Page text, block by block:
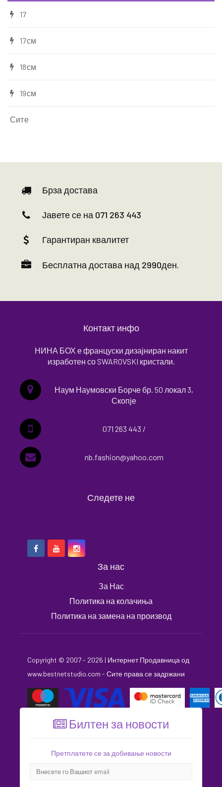
17
17см
18см
19см
Сите
Брза достава
Јавете се на 071 263 443
Гарантиран квалитет
Бесплатна достава над 2990ден.
Контакт инфо
НИНА БОХ е француски дизајниран накит
изработен со SWAROVSKI кристали.
Наум Наумовски Борче бр. 50 локал 3,
Скопје
071 263 443 /
nb.fashion@yahoo.com
Следете не
За нас
За Нас
Политика на колачиња
Политика на замена на производ
Copyright © 2007 - 2026 | Интернет Продавница од
www.bestnetstudio.com - Сите права се задржани
Билтен за новости
Претплатете се за добивање новости